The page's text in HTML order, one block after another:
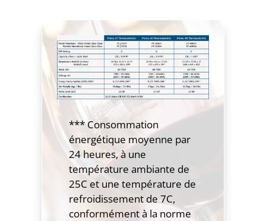
*** Consommation
énergétique moyenne par
24 heures, à une
température ambiante de
25C et une température de
refroidissement de 7C,
conformément à la norme